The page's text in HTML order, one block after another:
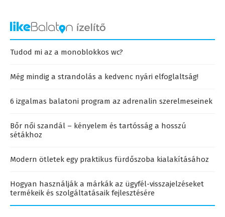
Tudod mi az a monoblokkos wc?
Még mindig a strandolás a kedvenc nyári elfoglaltság!
6 izgalmas balatoni program az adrenalin szerelmeseinek
Bőr női szandál – kényelem és tartósság a hosszú
sétákhoz
Modern ötletek egy praktikus fürdőszoba kialakításához
Hogyan használják a márkák az ügyfél-visszajelzéseket
termékeik és szolgáltatásaik fejlesztésére